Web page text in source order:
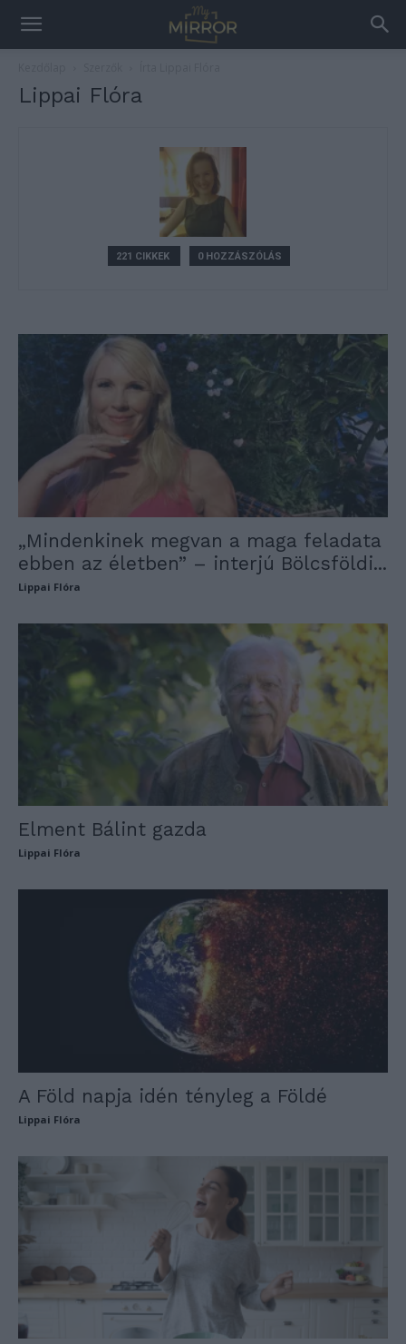
Lippai Flóra
221 CIKKEK 0 HOZZÁSZÓLÁS
„Mindenkinek megvan a maga feladata
ebben az életben” – interjú Bölcsföldi...
Lippai Flóra
Elment Bálint gazda
Lippai Flóra
A Föld napja idén tényleg a Földé
Lippai Flóra